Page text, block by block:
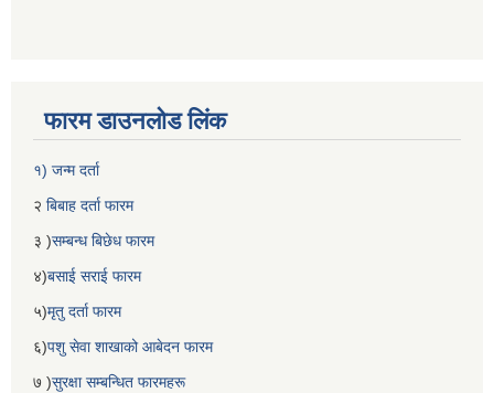
फारम डाउनलोड लिंक
१) जन्म दर्ता
२ बिबाह दर्ता फारम
३ )सम्बन्ध बिछेध फारम
४)बसाई सराई फारम
५)मृतु दर्ता फारम
६)पशु सेवा शाखाको आबेदन फारम
७ )सुरक्षा सम्बन्धित फारमहरू